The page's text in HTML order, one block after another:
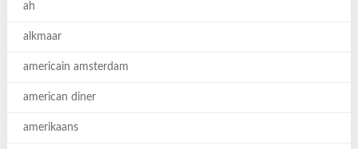
ah
alkmaar
americain amsterdam
american diner
amerikaans